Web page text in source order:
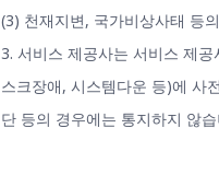
(3) 천재지변, 국가비상사태 등
3. 서비스 제공사는 서비스 제
스크장애, 시스템다운 등)에 사
단 등의 경우에는 통지하지 않